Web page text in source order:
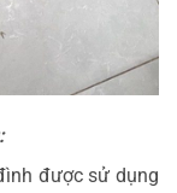
được sử dụng